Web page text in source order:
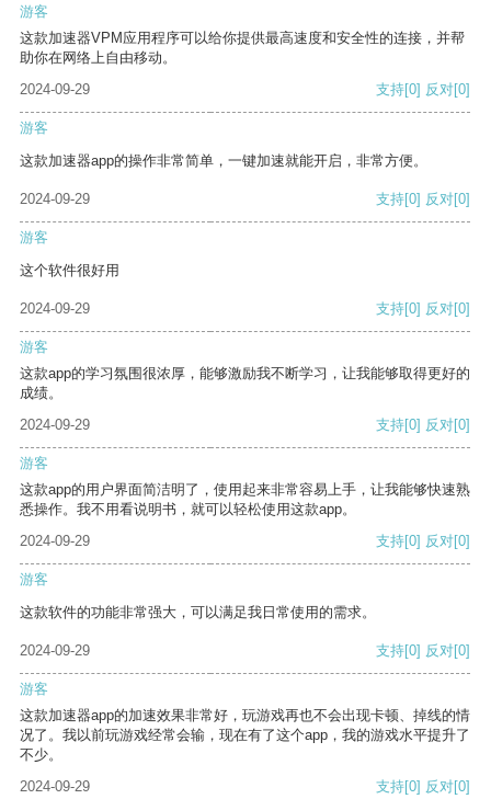
游客
这款加速器VPM应用程序可以给你提供最高速度和安全性的连接，并帮
助你在网络上自由移动。
2024-09-29
支持[0] 反对[0]
游客
这款加速器app的操作非常简单，一键加速就能开启，非常方便。
2024-09-29 支持[0] 反对[0]
游客
这个软件很好用
2024-09-29 支持[0] 反对[0]
游客
这款app的学习氛围很浓厚，能够激励我不断学习，让我能够取得更好的
成绩。
2024-09-29
支持[0] 反对[0]
游客
这款app的用户界面简洁明了，使用起来非常容易上手，让我能够快速熟
悉操作。我不用看说明书，就可以轻松使用这款app。
2024-09-29
支持[0] 反对[0]
游客
这款软件的功能非常强大，可以满足我日常使用的需求。
2024-09-29 支持[0] 反对[0]
游客
这款加速器app的加速效果非常好，玩游戏再也不会出现卡顿、掉线的情
况了。我以前玩游戏经常会输，现在有了这个app，我的游戏水平提升了
不少。
2024-09-29
支持[0] 反对[0]